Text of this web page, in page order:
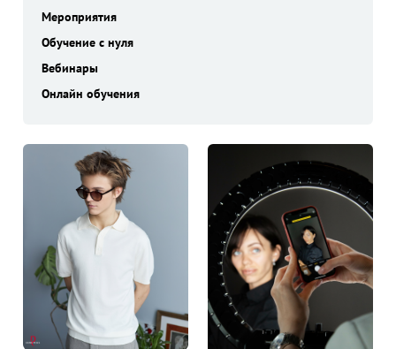
Мероприятия
Обучение с нуля
Вебинары
Онлайн обучения